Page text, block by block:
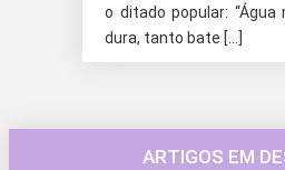
o ditado popular: “Água
dura, tanto bate […]
ARTIGOS EM